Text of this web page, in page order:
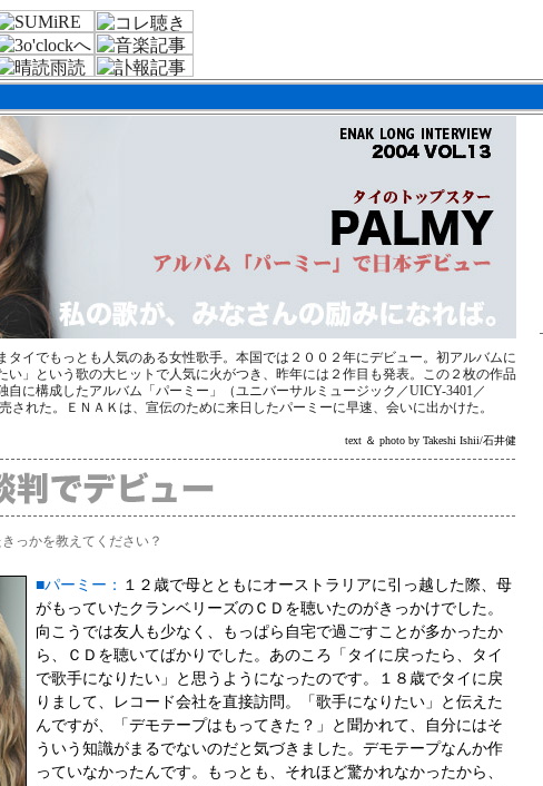
タイでもっとも人気のある女性歌手。本国では２００２年にデビュー。初アルバムに
い」という歌の大ヒットで人気に火がつき、昨年には２作目も発表。この２枚の作品
自に構成したアルバム「パーミー」（ユニバーサルミュージック／UICY-3401／
された。ＥＮＡＫは、宣伝のために来日したパーミーに早速、会いに出かけた。
text ＆ photo by Takeshi Ishii/石井健
っかを教えてください？
■パーミー： １２歳で母とともにオーストラリアに引っ越した際、母
がもっていたクランベリーズのＣＤを聴いたのがきっかけでした。
向こうでは友人も少なく、もっぱら自宅で過ごすことが多かったか
ら、ＣＤを聴いてばかりでした。あのころ「タイに戻ったら、タイ
で歌手になりたい」と思うようになったのです。１８歳でタイに戻
りまして、レコード会社を直接訪問。「歌手になりたい」と伝えた
んですが、「デモテープはもってきた？」と聞かれて、自分にはそ
ういう知識がまるでないのだと気づきました。デモテープなんか作
っていなかったんです。もっとも、それほど驚かれなかったから、